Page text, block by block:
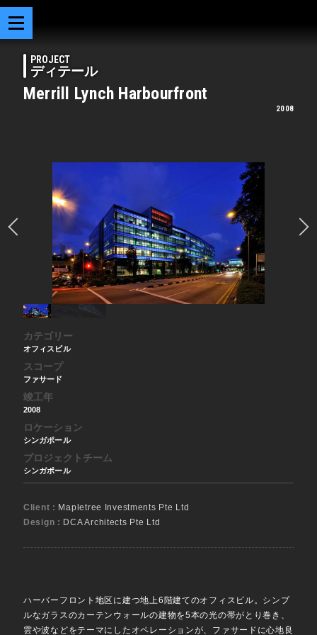
PROJECT
ディテール
Merrill Lynch Harbourfront
2008
カテゴリー
オフィスビル
スコープ
ファサード
竣工年
2008
ロケーション
シンガポール
プロジェクトチーム
シンガポール
Client : Mapletree Investments Pte Ltd
Design : DCA Architects Pte Ltd
ハーバーフロント地区に建つ地上6階建てのオフィスビル。シンプ
ルなガラスのカーテンウォールの建物を5本の光の帯がとり巻き、
雲や波などをテーマにしたオペレーションが、ファサードに心地良